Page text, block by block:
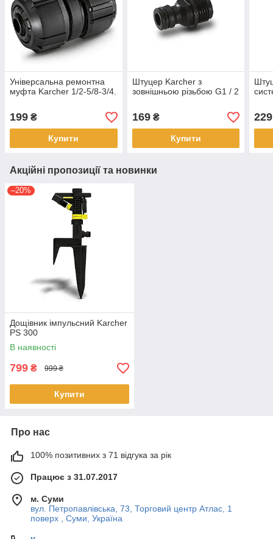
Універсальна ремонтна
муфта Karcher 1/2-5/8-3/4.
199 ₴
Купити
Штуцер Karcher з
зовнішньою різьбою G1 / 2
169₴
Купити
229
Акційні пропозиції та новинки
–20%
Дощівник імпульсний Karcher
PS 300
В наявності
799 ₴ 999 ₴
Купити
Про нас
100% позитивних з 71 відгука за рік
Працює з 31.07.2017
м. Суми
вул. Петропавлівська, 73, Торговий центр Атлас, 1
поверх , Суми, Україна